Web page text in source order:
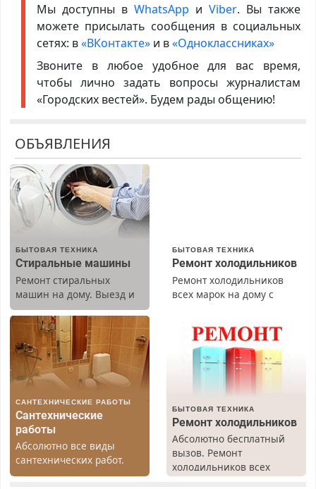
Мы доступны в WhatsApp иViber. Вы также
можете присылать сообщения в социальных
сетях: в«ВКонтакте»и в«Одноклассниках»
Звоните в любое удобное для вас время,
чтобы лично задать вопросы журналистам
«Городских вестей». Будем рады общению!
ОБЪЯВЛЕНИЯ
БЫТОВАЯ ТЕХНИКА
Стиральные машины
Ремонт стиральных
машин на дому. Выезд и
диагностика бесплатно.
Предусмотрены скидки.
БЫТОВАЯ ТЕХНИКА
Ремонт холодильников
Ремонт холодильников
всех марок на дому с
Недорого. Без выходных.
Все районы. Скидка.
Вызов бесплатный.
САНТЕХНИЧЕСКИЕ РАБОТЫ
Сантехнические
работы
Абсолютно все виды
сантехнических работ.
Быстро. Качественно.
БЫТОВАЯ ТЕХНИКА
Ремонт холодильников
Абсолютно бесплатный
вызов. Ремонт
холодильников всех
марок на дому, с